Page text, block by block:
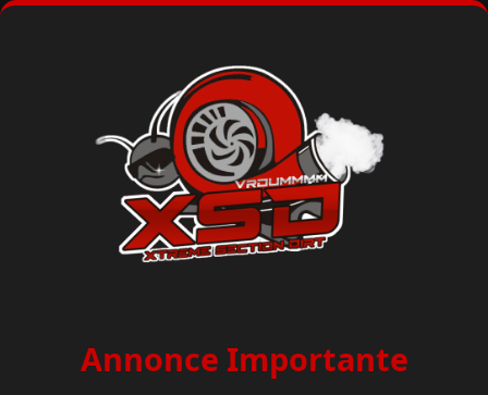
Annonce Importante